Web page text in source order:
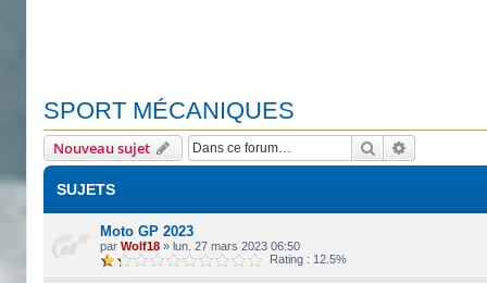
SPORT MÉCANIQUES
Nouveau sujet Rechercher
SUJETS
Moto GP 2023
parWolf18 »lun. 27 mars 2023 06:50
Rating : 12.5%